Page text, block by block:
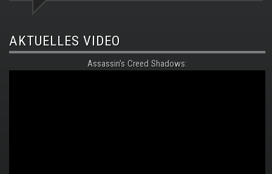
AKTUELLES VIDEO
Assassin's Creed Shadows: